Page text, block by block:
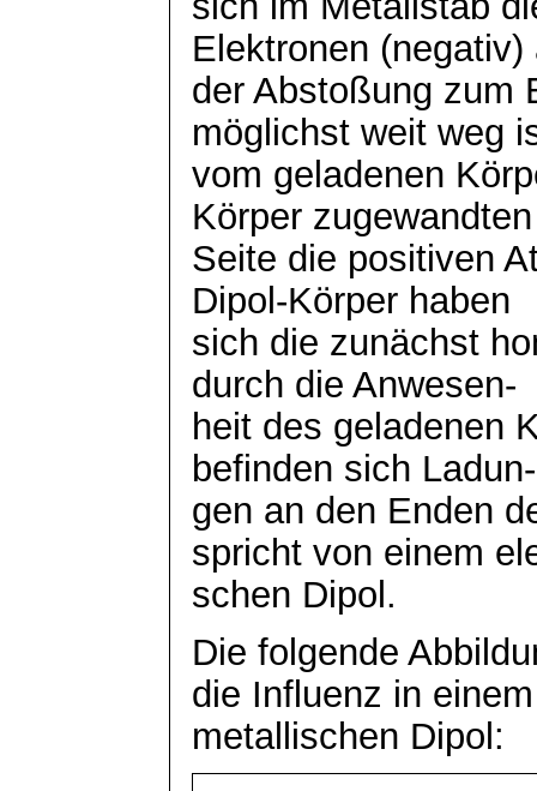
Elektronen (negativ)
der Abstoßung zum
möglichst weit weg
vom geladenen
Körper zugewandten
Seite die positiven
Dipol-Körper haben
sich die zunächst
durch die Anwesen-
heit des geladenen
befinden sich Ladun-
gen an den Enden
spricht von einem
schen Dipol.
Die folgende
die Influenz in einem
metallischen Dipol: